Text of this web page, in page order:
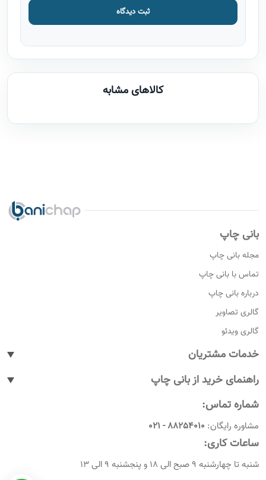
ثبت دیدگاه
کالاهای مشابه
بانی چاپ
مجله بانی چاپ
تماس با بانی چاپ
درباره بانی چاپ
گالری تصاویر
گالری ویدئو
خدمات مشتریان
پیگیری سفارشات
رویه های بازگرداندن کالا
شرایط و قوانین
راهنمای خرید از بانی چاپ
نحوه ثبت سفارش
نحوه ثبت نام
نحوه ارسال سفارشات
راهنمای پرداخت
شماره تماس:
مشاوره رایگان: 88254010 - 021
ساعات کاری:
شنبه تا چهارشنبه 9 صبح الی 18 و پنجشنبه 9 الی 13